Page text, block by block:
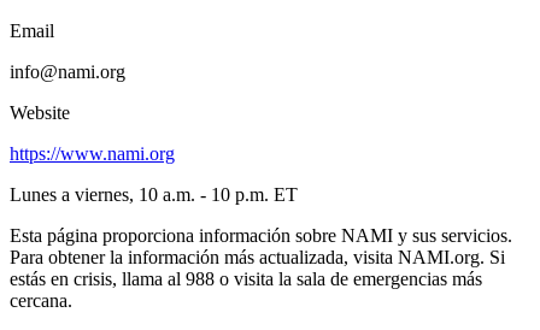
Email
info@nami.org
Website
https://www.nami.org
Lunes a viernes, 10 a.m. - 10 p.m. ET
Esta página proporciona información sobre NAMI y sus servicios.
Para obtener la información más actualizada, visita NAMI.org. Si
estás en crisis, llama al 988 o visita la sala de emergencias más
cercana.